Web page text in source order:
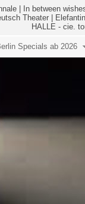
In between
Theater
HALLE - cie.
Specials ab 2026